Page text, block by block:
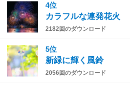
4位
カラフルな連発花火
2182回のダウンロード
5位
新緑に輝く風鈴
2056回のダウンロード